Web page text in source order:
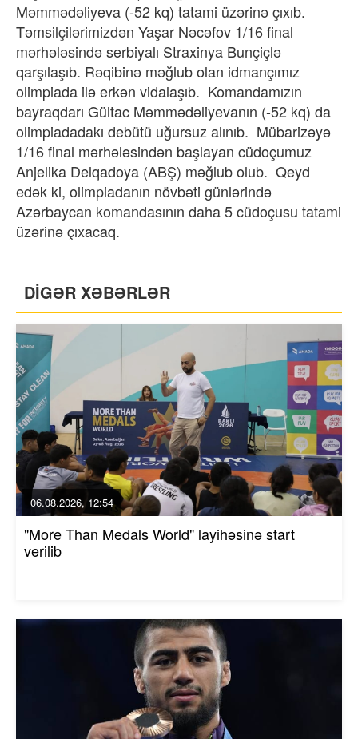
Məmmədəliyeva (-52 kq) tatami üzərinə çıxıb.
Təmsilçilərimizdən Yaşar Nəcəfov 1/16 final
mərhələsində serbiyalı Straxinya Bunçiçlə
qarşılaşıb. Rəqibinə məğlub olan idmançımız
olimpiada ilə erkən vidalaşıb. Komandamızın
bayraqdarı Gültac Məmmədəliyevanın (-52 kq) da
olimpiadadakı debütü uğursuz alınıb. Mübarizəyə
1/16 final mərhələsindən başlayan cüdoçumuz
Anjelika Delqadoya (ABŞ) məğlub olub. Qeyd
edək ki, olimpiadanın növbəti günlərində
Azərbaycan komandasının daha 5 cüdoçusu tatami
üzərinə çıxacaq.
DİGƏR XƏBƏRLƏR
06.08.2026, 12:54
"More Than Medals World" layihəsinə start
verilib